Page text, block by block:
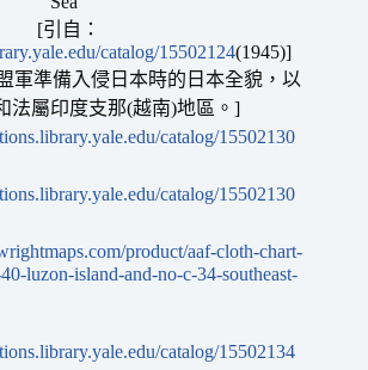
[引自：
catalog/15502124(1945)]
軍準備入侵日本時的日本全貌，以
法屬印度支那(越南)地區。]
catalog/15502130
catalog/15502130
product/aaf-cloth-chart-
luzon-island-and-no-c-34-southeast-
catalog/15502134